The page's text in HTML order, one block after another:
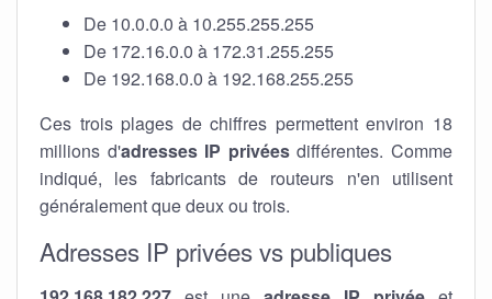
De 10.0.0.0 à 10.255.255.255
De 172.16.0.0 à 172.31.255.255
De 192.168.0.0 à 192.168.255.255
Ces trois plages de chiffres permettent environ 18
millions d'adresses IP privéesdifférentes. Comme
indiqué, les fabricants de routeurs n'en utilisent
généralement que deux ou trois.
Adresses IP privées vs publiques